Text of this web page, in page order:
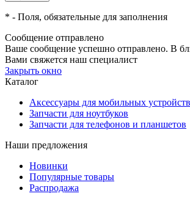
* - Поля, обязательные для заполнения
Сообщение отправлено
Ваше сообщение успешно отправлено. В
Вами свяжется наш специалист
Закрыть окно
Каталог
Аксессуары для мобильных устройств
Запчасти для ноутбуков
Запчасти для телефонов и планшетов
Наши предложения
Новинки
Популярные товары
Распродажа